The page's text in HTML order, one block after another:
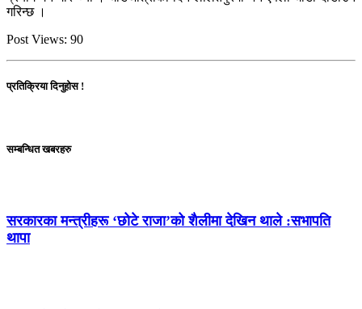
गरिन्छ ।
Post Views: 90
प्रतिक्रिया दिनुहोस !
सम्बन्धित खबरहरु
सरकारका मन्त्रीहरू ‘छोटे राजा’को शैलीमा देखिन थाले :सभापति
थापा